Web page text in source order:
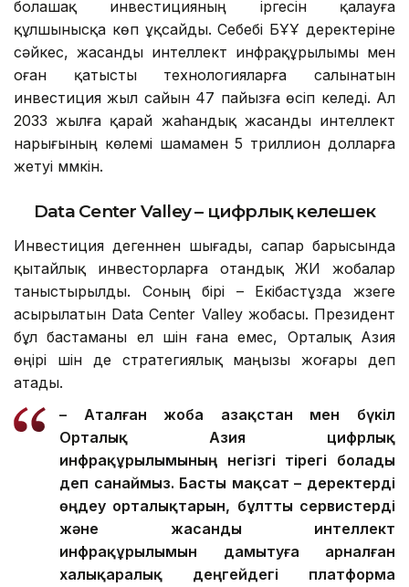
Азиядағы өкілдігін Қазақстанда ашуды ұсынды.
Мұндай үсті-үстіне айтылған идея сөз ретінен гөрі
болашақ инвестицияның іргесін қалауға
құлшынысқа көп ұқсайды. Себебі БҰҰ деректеріне
сәйкес, жасанды интеллект инфрақұрылымы мен
оған қатысты технологияларға салынатын
инвестиция жыл сайын 47 пайызға өсіп келеді. Ал
2033 жылға қарай жаһандық жасанды интеллект
нарығының көлемі шамамен 5 триллион долларға
Data Center Valley – цифрлық келешек
Инвестиция дегеннен шығады, сапар барысында
қытайлық инвесторларға отандық ЖИ жобалар
таныстырылды. Соның бірі – Екібастұзда жүзеге
асырылатын Data Center Valley жобасы. Президент
бұл бастаманы ел үшін ғана емес, Орталық Азия
өңірі үшін де стратегиялық маңызы жоғары деп
атады.
– Аталған жоба Қазақстан мен бүкіл
Орталық Азия цифрлық
инфрақұрылымының негізгі тірегі болады
деп санаймыз. Басты мақсат – деректерді
өңдеу орталықтарын, бұлтты сервистерді